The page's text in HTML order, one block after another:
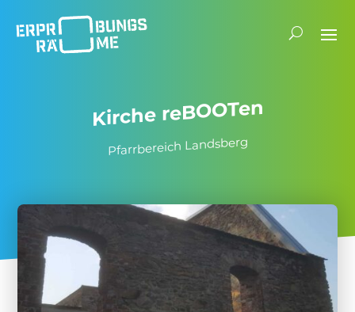
Kirche reBOOTen
Pfarr­be­reich Landsberg